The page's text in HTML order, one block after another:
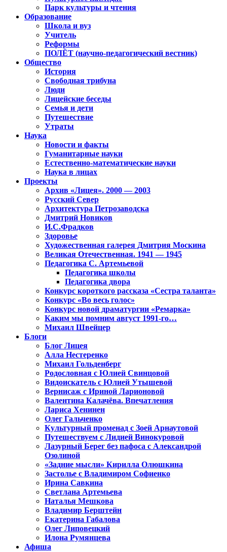
Парк культуры и чтения
Образование
Школа и вуз
Учитель
Реформы
ПОЛЁТ (научно-педагогический вестник)
Общество
История
Свободная трибуна
Люди
Лицейские беседы
Семья и дети
Путешествие
Утраты
Наука
Новости и факты
Гуманитарные науки
Естественно-математические науки
Наука в лицах
Проекты
Архив «Лицея». 2000 — 2003
Русский Север
Архитектура Петрозаводска
Дмитрий Новиков
И.С.Фрадков
Здоровье
Художественная галерея Дмитрия Москина
Великая Отечественная. 1941 — 1945
Педагогика С. Артемьевой
Педагогика школы
Педагогика двора
Конкурс короткого рассказа «Сестра таланта»
Конкурс «Во весь голос»
Конкурс новой драматургии «Ремарка»
Каким мы помним август 1991-го…
Михаил Швейцер
Блоги
Блог Лицея
Алла Нестеренко
Михаил Гольденберг
Родословная с Юлией Свинцовой
Видоискатель с Юлией Утышевой
Вернисаж с Ириной Ларионовой
Валентина Калачёва. Впечатления
Лариса Хенинен
Олег Гальченко
Культурный променад с Зоей Арнаутовой
Путешествуем с Лидией Винокуровой
Лазурный Берег без пафоса с Александрой
Озолиной
«Задние мысли» Кирилла Олюшкина
Застолье с Владимиром Софиенко
Ирина Савкина
Светлана Артемьева
Наталья Мешкова
Владимир Берштейн
Екатерина Габалова
Олег Липовецкий
Илона Румянцева
Афиша